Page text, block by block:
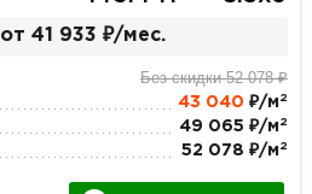
от 41 933 ₽/мес.
Без скидки 52 078 ₽
43 040 ₽/м 2
49 065 ₽/м 2
52 078 ₽/м 2